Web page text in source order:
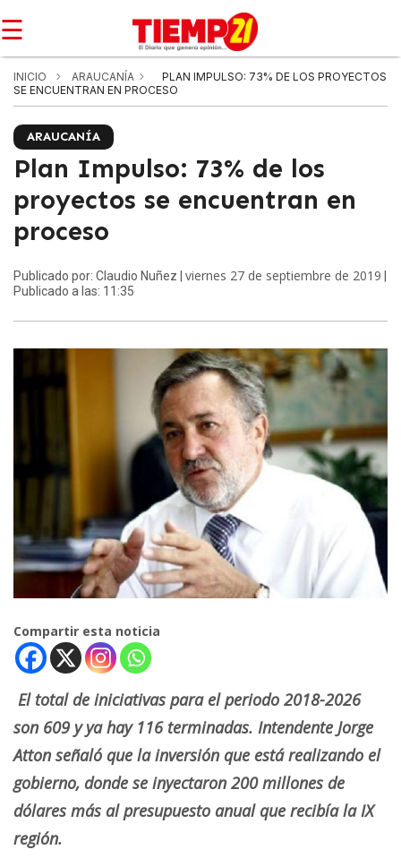
☰
INICIO ARAUCANÍA
PLAN IMPULSO: 73% DE LOS PROYECTOS
SE ENCUENTRAN EN PROCESO
ARAUCANÍA
Plan Impulso: 73% de los
proyectos se encuentran en
proceso
Publicado por: Claudio Nuñez | viernes 27 de septiembre de 2019
Publicado a las: 11:35
Compartir esta noticia
El total de iniciativas para el periodo 2018-2026
son 609 y ya hay 116 terminadas. Intendente Jorge
Atton señaló que la inversión que está realizando el
gobierno, donde se inyectaron 200 millones de
dólares más al presupuesto anual que recibía la IX
región.